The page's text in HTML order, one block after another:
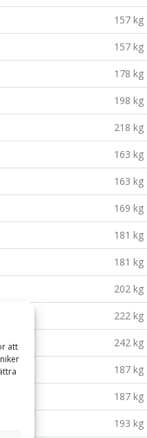
att
157 kg
157 kg
178 kg
198 kg
218 kg
163 kg
163 kg
169 kg
181 kg
181 kg
202 kg
222 kg
242 kg
187 kg
187 kg
193 kg